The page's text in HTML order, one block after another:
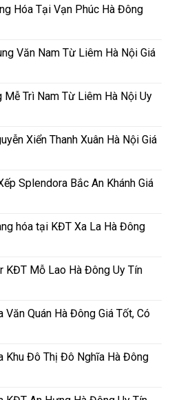
Hóa Tại Vạn Phúc Hà Đông
Văn Nam Từ Liêm Hà Nội Giá
Mễ Trì Nam Từ Liêm Hà Nội Uy
Xiển Thanh Xuân Hà Nội Giá
Splendora Bắc An Khánh Giá
hóa tại KĐT Xa La Hà Đông
KĐT Mỗ Lao Hà Đông Uy Tín
Văn Quán Hà Đông Giá Tốt, Có
Khu Đô Thị Đô Nghĩa Hà Đông